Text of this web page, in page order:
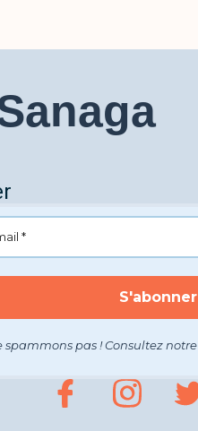
spammons pas ! Consultez notre